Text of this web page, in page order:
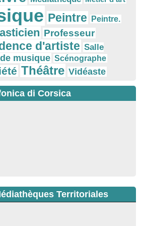
Peintre Peintre.
Professeur
d'artiste Salle
musique Scénographe
Théâtre Vidéaste
di Corsica
Territoriales